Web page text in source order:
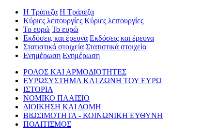
Η Τράπεζα Η Τράπεζα
Κύριες λειτουργίες Κύριες λειτουργίες
Το ευρώ Το ευρώ
Εκδόσεις και έρευνα Εκδόσεις και έρευνα
Στατιστικά στοιχεία Στατιστικά στοιχεία
Ενημέρωση Ενημέρωση
ΡΟΛΟΣ ΚΑΙ ΑΡΜΟΔΙΟΤΗΤΕΣ
ΕΥΡΩΣΥΣΤΗΜΑ ΚΑΙ ΖΩΝΗ ΤΟΥ ΕΥΡΩ
ΙΣΤΟΡΙΑ
ΝΟΜΙΚΟ ΠΛΑΙΣΙΟ
ΔΙΟΙΚΗΣΗ ΚΑΙ ΔΟΜΗ
ΒΙΩΣΙΜΟΤΗΤΑ - ΚΟΙΝΩΝΙΚΗ ΕΥΘΥΝΗ
ΠΟΛΙΤΙΣΜΟΣ